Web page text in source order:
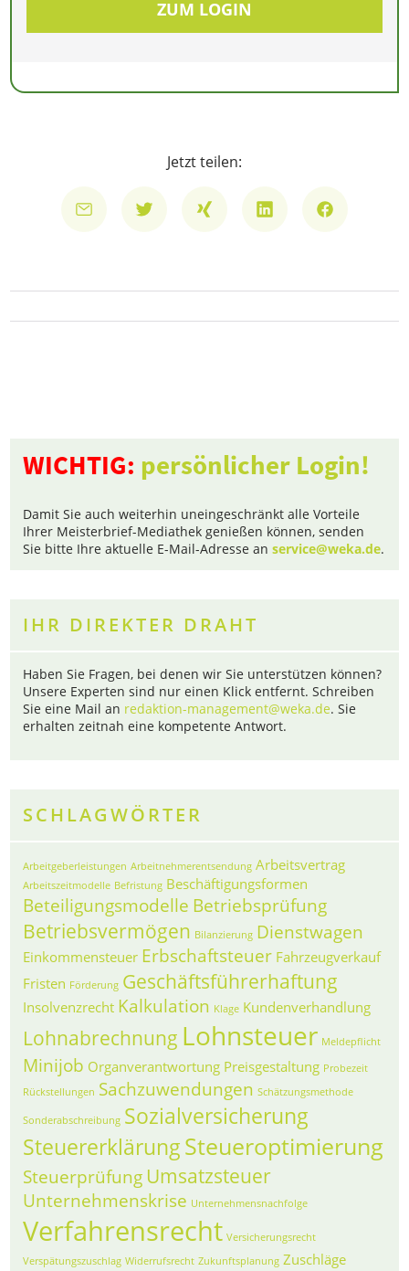
ZUM LOGIN
Jetzt teilen:
WICHTIG: persönlicher Login!
Damit Sie auch weiterhin uneingeschränkt alle Vorteile
Ihrer Meisterbrief-Mediathek genießen können, senden
Sie bitte Ihre aktuelle E-Mail-Adresse anservice@weka.de.
IHR DIREKTER DRAHT
Haben Sie Fragen, bei denen wir Sie unterstützen können?
Unsere Experten sind nur einen Klick entfernt. Schreiben
Sie eine Mail an redaktion-management@weka.de. Sie
erhalten zeitnah eine kompetente Antwort.
SCHLAGWÖRTER
Arbeitgeberleistungen Arbeitnehmerentsendung Arbeitsvertrag
Arbeitszeitmodelle Befristung Beschäftigungsformen
Beteiligungsmodelle Betriebsprüfung
Betriebsvermögen Bilanzierung Dienstwagen
Einkommensteuer Erbschaftsteuer Fahrzeugverkauf
Fristen Förderung Geschäftsführerhaftung
Insolvenzrecht Kalkulation Klage Kundenverhandlung
Lohnabrechnung Lohnsteuer Meldepflicht
Minijob Organverantwortung Preisgestaltung Probezeit
Rückstellungen Sachzuwendungen Schätzungsmethode
Sonderabschreibung Sozialversicherung
SteuererklärungSteueroptimierung
Steuerprüfung Umsatzsteuer
Unternehmenskrise Unternehmensnachfolge
Verfahrensrecht Versicherungsrecht
Verspätungszuschlag Widerrufsrecht Zukunftsplanung Zuschläge